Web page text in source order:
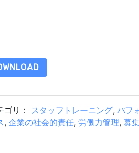
ゴリ： スタッフトレーニング, パフ
, 企業の社会的責任, 労働力管理, 募